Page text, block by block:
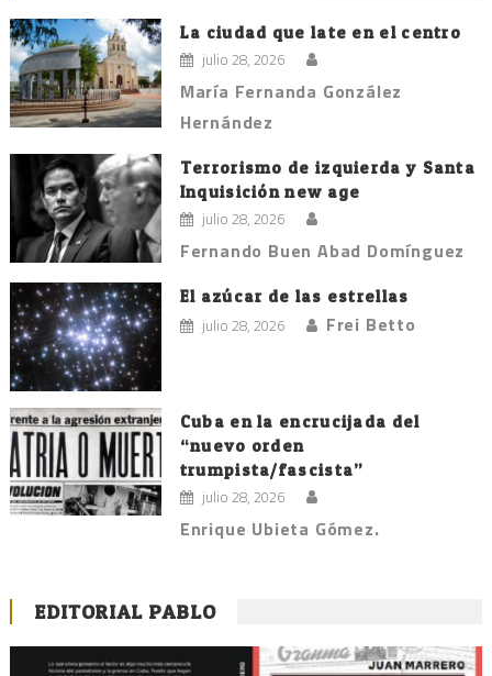
La ciudad que late en el centro
julio 28, 2026
María Fernanda González
Hernández
Terrorismo de izquierda y Santa
Inquisición new age
julio 28, 2026
Fernando Buen Abad Domínguez
El azúcar de las estrellas
julio 28, 2026 Frei Betto
Cuba en la encrucijada del
“nuevo orden
trumpista/fascista”
julio 28, 2026
Enrique Ubieta Gómez.
EDITORIAL PABLO